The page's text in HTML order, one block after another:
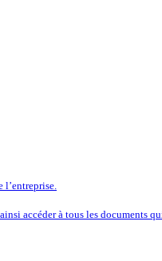
l’entreprise.
accéder à tous les documents